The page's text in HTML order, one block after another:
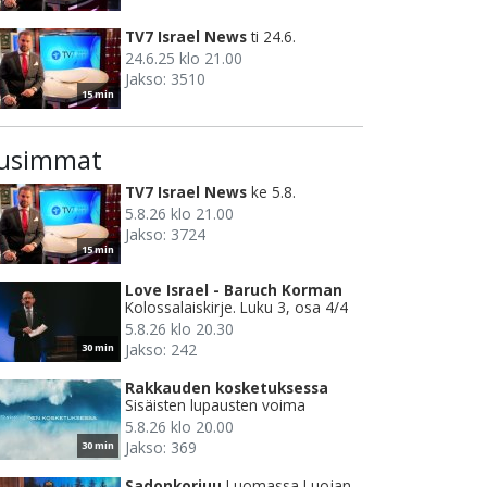
15 min
TV7 Israel News ti 24.6.
24.6.25 klo 21.00
Jakso: 3510
15 min
TV7 Israel News ke 5.8.
5.8.26 klo 21.00
Jakso: 3724
30 min
Love Israel - Baruch Korman
Kolossalaiskirje. Luku 3, osa 4/4
5.8.26 klo 20.30
Jakso: 242
30 min
Rakkauden kosketuksessa
Sisäisten lupausten voima
5.8.26 klo 20.00
Jakso: 369